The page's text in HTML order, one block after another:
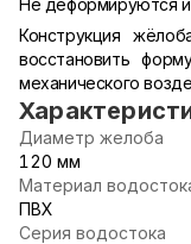
Не деформируются
Конструкция
восстановить
механического
Диаметр желоба
120 мм
Материал
ПВХ
Серия водостока